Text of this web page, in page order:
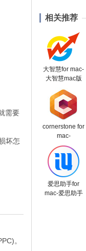
相关推荐
大智慧for mac-
大智慧mac版
下载 v3.0
cornerstone for
mac-
cornerstone
mac版下载
v4.1
爱思助手for
mac-爱思助手
需要
坏怎
。